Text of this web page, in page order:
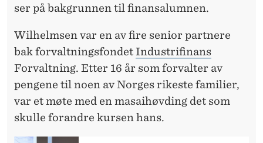
ser på bakgrunnen til finansalumnen.
Wilhelmsen var en av fire senior partnere
bak forvaltningsfondet Industrifinans
Forvaltning. Etter 16 år som forvalter av
pengene til noen av Norges rikeste familier,
var et møte med en masaihøvding det som
skulle forandre kursen hans.